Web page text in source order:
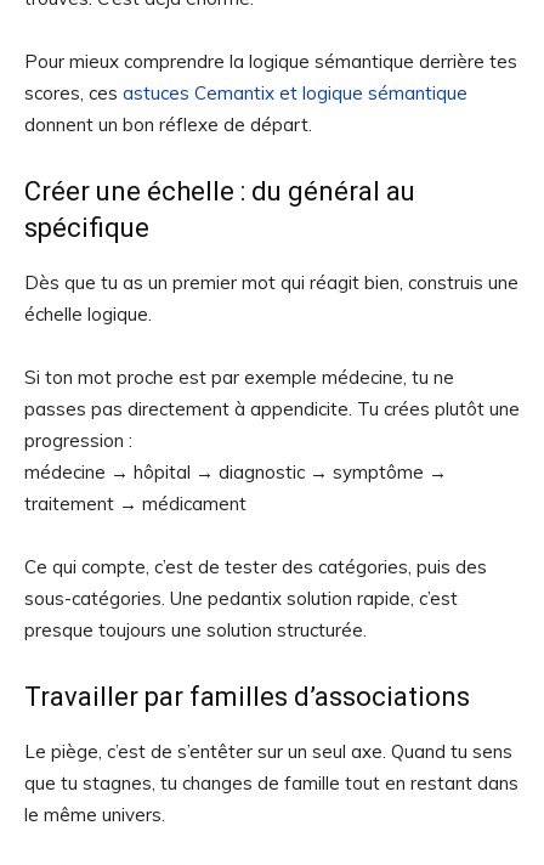
Pour mieux comprendre la logique sémantique derrière tes
scores, ces astuces Cemantix et logique sémantique
donnent un bon réflexe de départ.
Créer une échelle : du général au
spécifique
Dès que tu as un premier mot qui réagit bien, construis une
échelle logique.
Si ton mot proche est par exemple médecine, tu ne
passes pas directement à appendicite. Tu crées plutôt une
progression :
médecine → hôpital → diagnostic → symptôme →
traitement → médicament
Ce qui compte, c’est de tester des catégories, puis des
sous-catégories. Une pedantix solution rapide, c’est
presque toujours une solution structurée.
Travailler par familles d’associations
Le piège, c’est de s’entêter sur un seul axe. Quand tu sens
que tu stagnes, tu changes de famille tout en restant dans
le même univers.